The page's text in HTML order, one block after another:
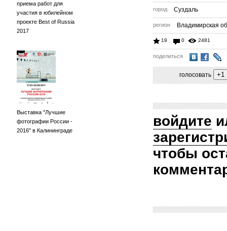
приема работ для
участия в юбилейном
проекте Best of Russia
2017
Выставка "Лучшие
фотографии России -
2016" в Калининграде
город Суздаль
регион Владимирская
19 0 2481
поделиться
голосовать
войдите
чтобы